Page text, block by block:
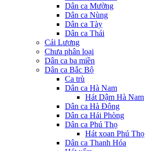
Dân ca Mường
Dân ca Nùng
Dân ca Tày
Dân ca Thái
Cải Lương
Chưa phân loại
Dân ca ba miền
Dân ca Bắc Bộ
Ca trù
Dân ca Hà Nam
Hát Dậm Hà Nam
Dân ca Hà Đông
Dân ca Hải Phòng
Dân ca Phú Thọ
Hát xoan Phú Thọ
Dân ca Thanh Hóa